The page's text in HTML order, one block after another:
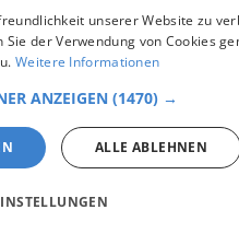
unserer Website zu
der Verwendung von Cookies
Weitere Informationen
ANZEIGEN (1470) →
ALLE ABLEHNEN